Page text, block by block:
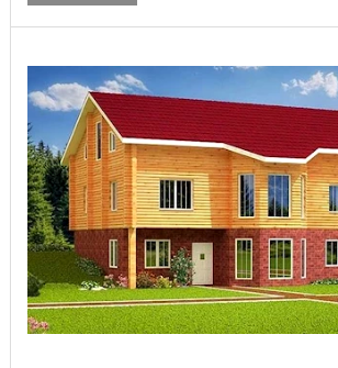
虑房屋内所有房间的功能负荷是非常重要的。
并完善房屋项目以满足您的需求。 木木屋 ...